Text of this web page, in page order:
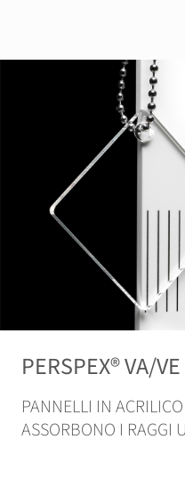
PERSPEX® VA/VE
PANNELLI IN
ASSORBONO I RAGGI